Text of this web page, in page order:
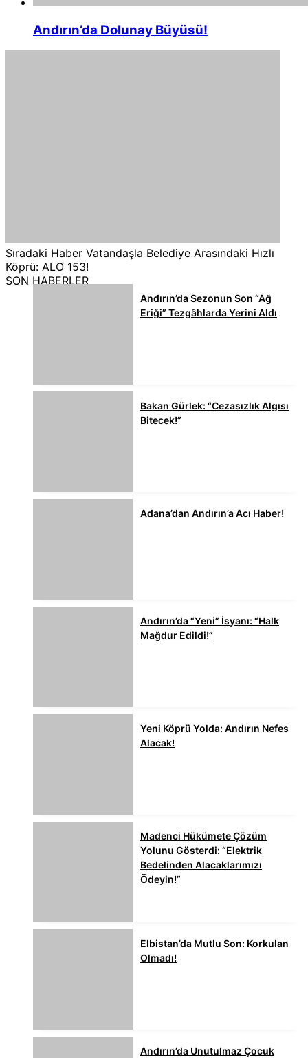
Andırın’da Dolunay Büyüsü!
Sıradaki Haber Vatandaşla Belediye Arasındaki Hızlı
Köprü: ALO 153!
SON HABERLER
Andırın’da Sezonun Son “Ağ
Eriği” Tezgâhlarda Yerini Aldı
Bakan Gürlek: “Cezasızlık Algısı
Bitecek!”
Adana’dan Andırın’a Acı Haber!
Andırın’da “Yeni” İsyanı: “Halk
Mağdur Edildi!”
Yeni Köprü Yolda: Andırın Nefes
Alacak!
Madenci Hükümete Çözüm
Yolunu Gösterdi: “Elektrik
Bedelinden Alacaklarımızı
Ödeyin!”
Elbistan’da Mutlu Son: Korkulan
Olmadı!
Andırın’da Unutulmaz Çocuk